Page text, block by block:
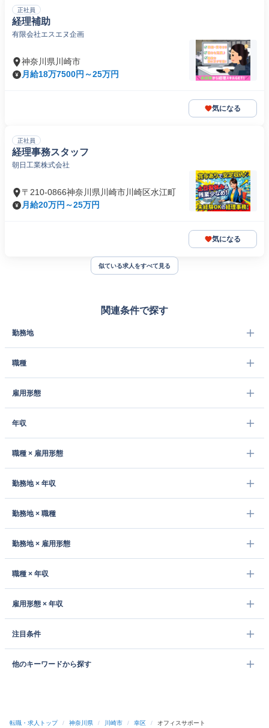
正社員
経理補助
有限会社エスエヌ企画
神奈川県川崎市
月給18万7500円～25万円
気になる
正社員
経理事務スタッフ
朝日工業株式会社
〒210-0866神奈川県川崎市川崎区水江町
月給20万円～25万円
気になる
似ている求人をすべて見る
関連条件で探す
勤務地
職種
雇用形態
年収
職種 × 雇用形態
勤務地 × 年収
勤務地 × 職種
勤務地 × 雇用形態
職種 × 年収
雇用形態 × 年収
注目条件
他のキーワードから探す
転職・求人トップ / 神奈川県 / 川崎市 / 幸区 / オフィスサポート